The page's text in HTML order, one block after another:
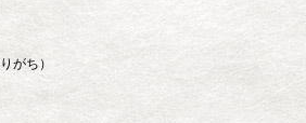
がち）‍‍‍